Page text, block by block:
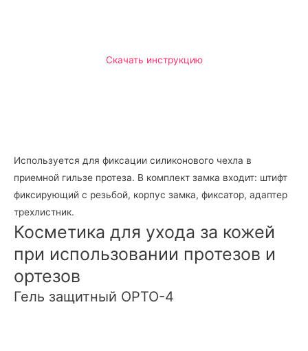
Скачать инструкцию
Используется для фиксации силиконового чехла в
приемной гильзе протеза. В комплект замка входит: штифт
фиксирующий с резьбой, корпус замка, фиксатор, адаптер
трехлистник.
Косметика для ухода за кожей
при использовании протезов и
ортезов
Гель защитный ОРТО-4